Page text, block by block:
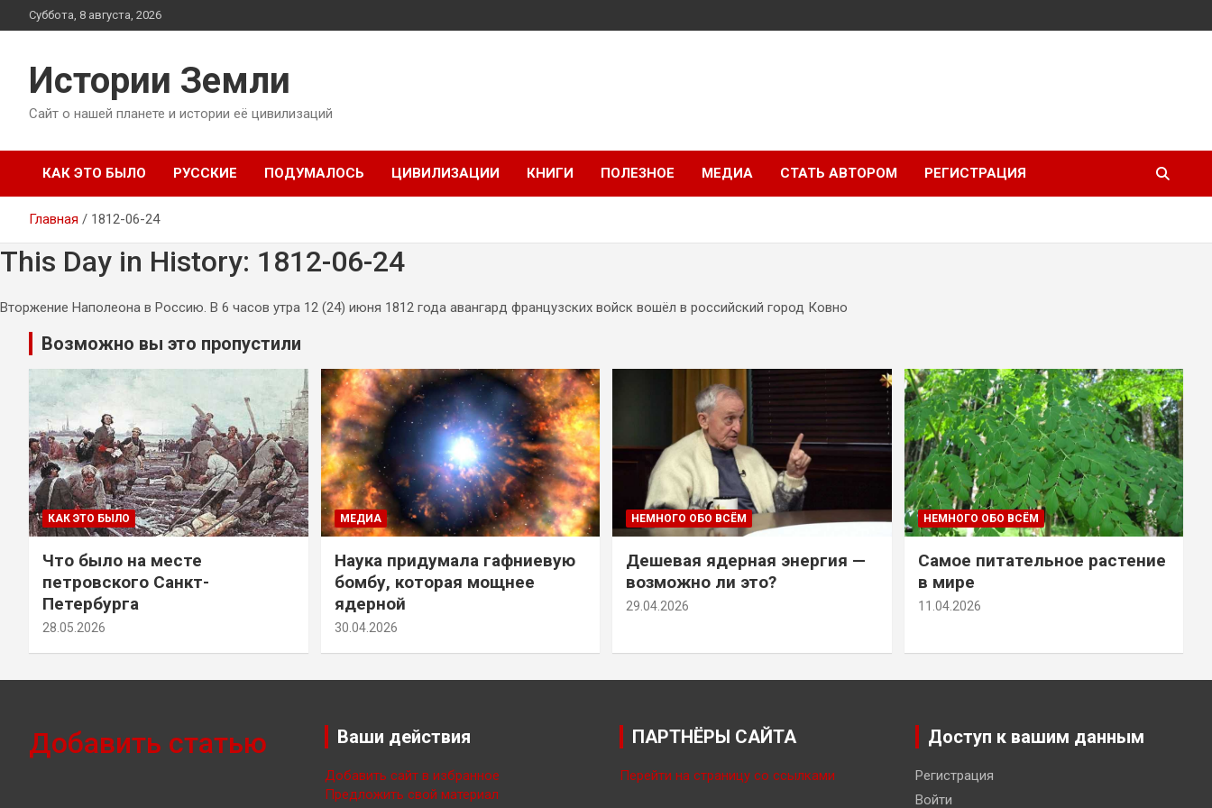
Перейти
к
Суббота, 8 августа, 2026
Истории Земли
Сайт о нашей планете и истории её цивилизаций
КАК ЭТО БЫЛО РУССКИЕ ПОДУМАЛОСЬ ЦИВИЛИЗАЦИИ КНИГИ ПОЛЕЗНОЕ МЕДИА СТАТЬ АВТОРОМ РЕГИСТРАЦИЯ
Главная 1812-06-24
This Day in History: 1812-06-24
Вторжение Наполеона в Россию. В 6 часов утра 12 (24) июня 1812 года авангард французских войск вошёл в российский город Ковно
Возможно вы это пропустили
КАК ЭТО БЫЛО
Что было на месте
петровского Санкт-
Петербурга
28.05.2026
МЕДИА
Наука придумала гафниевую
бомбу, которая мощнее
ядерной
30.04.2026
НЕМНОГО ОБО ВСЁМ
Дешевая ядерная энергия —
возможно ли это?
29.04.2026
НЕМНОГО ОБО ВСЁМ
Самое питательное растение
в мире
11.04.2026
Добавить статью Ваши действия
Добавить сайт в избранное
Предложить свой материал
ПАРТНЁРЫ САЙТА
Перейти на страницу со ссылками
Доступ к вашим данным
Регистрация
Войти